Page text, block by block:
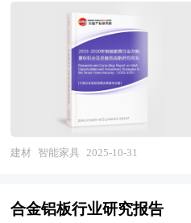
道、如何运作风险投资、
行了系统的分析，并重点
投资的主要现存问题、相
的机遇与挑战和企业的应
司、研究机构及智能浴缸
前智能浴缸行业风险投资
描绘，清晰发展方向。预
场前景，以帮助客户拨开
行业的投资商机。报告在
上，研究了户外家具行业
为户外家具企业在激烈的
据市场需求及时调整经营
恰当的投资时机和公司领
询报告由中研普华咨询公
式。随着科技的不断进步
化，智能家具行业正朝着
绿色环保等方向发展。 当
于技术创新和市场拓展的
应用使得智能家具能够实
能化的家居生态系统。同
学习能力。此外，AIGC
建材 智能家具 2025-10-31
合金铝板行业研究报告